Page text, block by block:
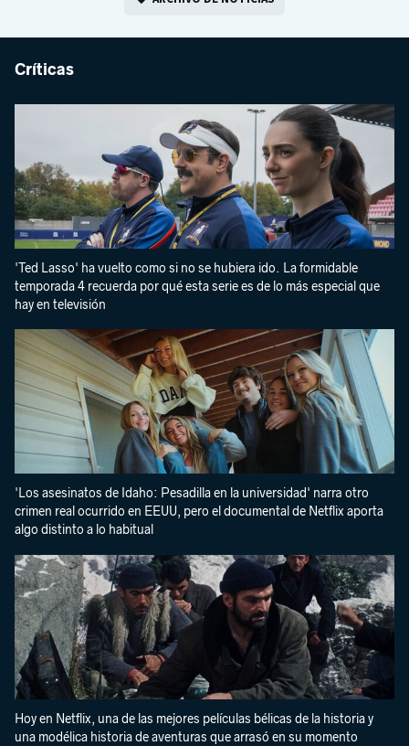
Críticas
'Ted Lasso' ha vuelto como si no se hubiera ido. La formidable
temporada 4 recuerda por qué esta serie es de lo más especial que
hay en televisión
'Los asesinatos de Idaho: Pesadilla en la universidad' narra otro
crimen real ocurrido en EEUU, pero el documental de Netflix aporta
algo distinto a lo habitual
Hoy en Netflix, una de las mejores películas bélicas de la historia y
una modélica historia de aventuras que arrasó en su momento